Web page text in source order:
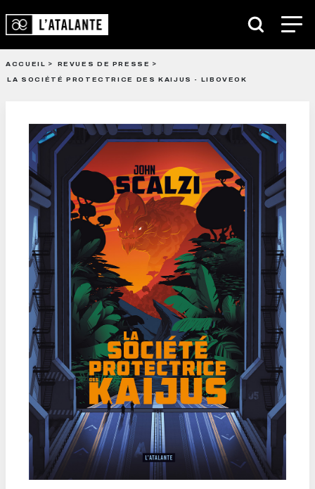
ACCUEIL
REVUES DE PRESSE
LA SOCIÉTÉ PROTECTRICE DES KAIJUS - LIBOVEOK